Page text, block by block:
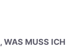
WAS MUSS ICH